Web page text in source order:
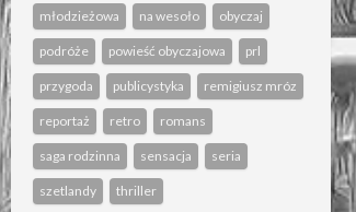
młodzieżowa na wesoło obyczaj
podróże powieść obyczajowa prl
przygoda publicystyka remigiusz mróz
reportaż retro romans
saga rodzinna sensacja seria
szetlandy thriller